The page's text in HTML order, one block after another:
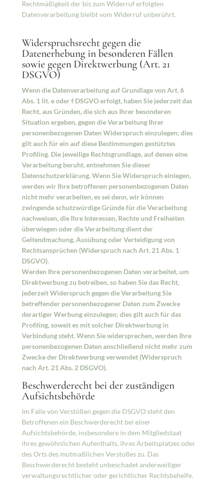
Rechtmäßigkeit der bis zum Widerruf erfolgten
Datenverarbeitung bleibt vom Widerruf unberührt.
Widerspruchsrecht gegen die
Datenerhebung in besonderen Fällen
sowie gegen Direktwerbung (Art. 21
DSGVO)
Wenn die Datenverarbeitung auf Grundlage von Art. 6
Abs. 1 lit. e oder f DSGVO erfolgt, haben Sie jederzeit das
Recht, aus Gründen, die sich aus Ihrer besonderen
Situation ergeben, gegen die Verarbeitung Ihrer
personenbezogenen Daten Widerspruch einzulegen; dies
gilt auch für ein auf diese Bestimmungen gestütztes
Profiling. Die jeweilige Rechtsgrundlage, auf denen eine
Verarbeitung beruht, entnehmen Sie dieser
Datenschutzerklärung. Wenn Sie Widerspruch einlegen,
werden wir Ihre betroffenen personenbezogenen Daten
nicht mehr verarbeiten, es sei denn, wir können
zwingende schutzwürdige Gründe für die Verarbeitung
nachweisen, die Ihre Interessen, Rechte und Freiheiten
überwiegen oder die Verarbeitung dient der
Geltendmachung, Ausübung oder Verteidigung von
Rechtsansprüchen (Widerspruch nach Art. 21 Abs. 1
DSGVO).
Werden Ihre personenbezogenen Daten verarbeitet, um
Direktwerbung zu betreiben, so haben Sie das Recht,
jederzeit Widerspruch gegen die Verarbeitung Sie
betreffender personenbezogener Daten zum Zwecke
derartiger Werbung einzulegen; dies gilt auch für das
Profiling, soweit es mit solcher Direktwerbung in
Verbindung steht. Wenn Sie widersprechen, werden Ihre
personenbezogenen Daten anschließend nicht mehr zum
Zwecke der Direktwerbung verwendet (Widerspruch
nach Art. 21 Abs. 2 DSGVO).
Beschwerderecht bei der zuständigen
Aufsichtsbehörde
Im Falle von Verstößen gegen die DSGVO steht den
Betroffenen ein Beschwerderecht bei einer
Aufsichtsbehörde, insbesondere in dem Mitgliedstaat
ihres gewöhnlichen Aufenthalts, ihres Arbeitsplatzes oder
des Orts des mutmaßlichen Verstoßes zu. Das
Beschwerderecht besteht unbeschadet anderweitiger
verwaltungsrechtlicher oder gerichtlicher Rechtsbehelfe.